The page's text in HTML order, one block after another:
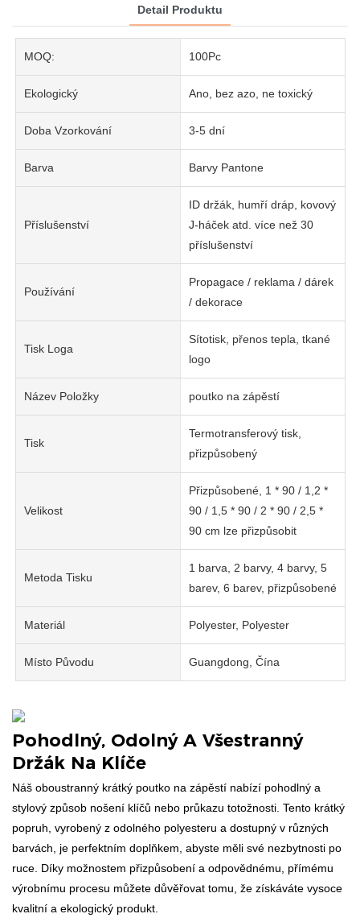
Detail Produktu
MOQ: 100Pc
Ekologický Ano, bez azo, ne toxický
Doba Vzorkování 3-5 dní
Barva Barvy Pantone
Příslušenství
ID držák, humří dráp, kovový
J-háček atd. více než 30
příslušenství
Používání
Propagace / reklama / dárek
/ dekorace
Tisk Loga
Sítotisk, přenos tepla, tkané
logo
Název Položky poutko na zápěstí
Tisk
Termotransferový tisk,
přizpůsobený
Velikost
Přizpůsobené, 1 * 90 / 1,2 *
90 / 1,5 * 90 / 2 * 90 / 2,5 *
90 cm lze přizpůsobit
Metoda Tisku
1 barva, 2 barvy, 4 barvy, 5
barev, 6 barev, přizpůsobené
Materiál Polyester, Polyester
Místo Původu Guangdong, Čína
Pohodlný, Odolný A Všestranný
Držák Na Klíče
Náš oboustranný krátký poutko na zápěstí nabízí pohodlný a
stylový způsob nošení klíčů nebo průkazu totožnosti. Tento krátký
popruh, vyrobený z odolného polyesteru a dostupný v různých
barvách, je perfektním doplňkem, abyste měli své nezbytnosti po
ruce. Díky možnostem přizpůsobení a odpovědnému, přímému
výrobnímu procesu můžete důvěřovat tomu, že získáváte vysoce
kvalitní a ekologický produkt.